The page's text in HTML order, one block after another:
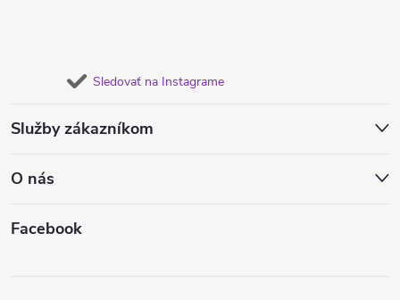
Sledovať na Instagrame
Služby zákazníkom
O nás
Facebook